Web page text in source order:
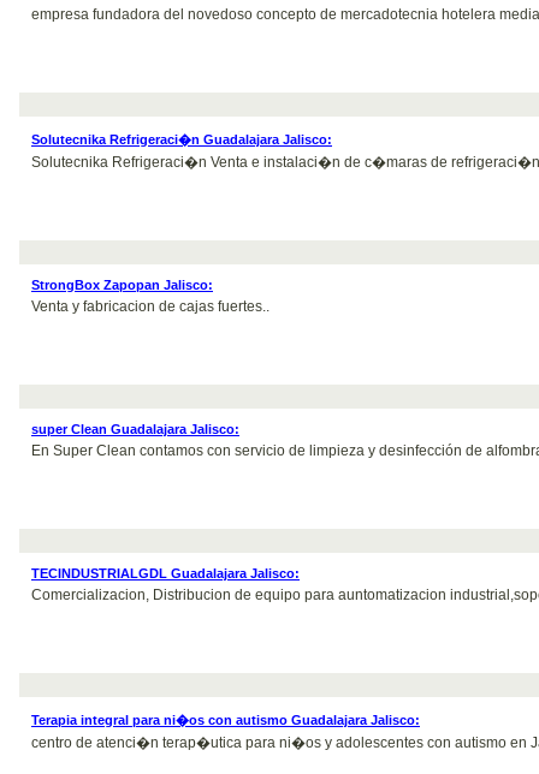
empresa fundadora del novedoso concepto de mercadotecnia hotelera
Solutecnika Refrigeraci�n Guadalajara Jalisco:
Solutecnika Refrigeraci�n Venta e instalaci�n de c�maras de
StrongBox Zapopan Jalisco:
Venta y fabricacion de cajas fuertes..
super Clean Guadalajara Jalisco:
En Super Clean contamos con servicio de limpieza y desinfección de
TECINDUSTRIALGDL Guadalajara Jalisco:
Comercializacion, Distribucion de equipo para auntomatizacion
Terapia integral para ni�os con autismo Guadalajara Jalisco:
centro de atenci�n terap�utica para ni�os y adolescentes con autismo en